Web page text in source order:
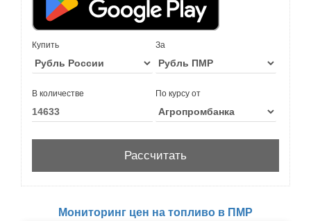
Купить За
В количестве По курсу от
Мониторинг цен на топливо в ПМР